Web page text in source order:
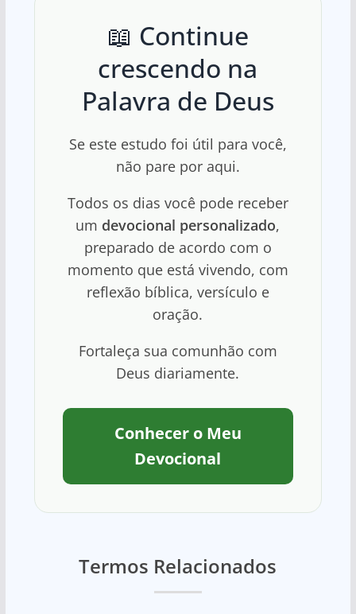
📖 Continue
crescendo na
Palavra de Deus
Se este estudo foi útil para você,
não pare por aqui.
Todos os dias você pode receber
um devocional personalizado,
preparado de acordo com o
momento que está vivendo, com
reflexão bíblica, versículo e
oração.
Fortaleça sua comunhão com
Deus diariamente.
Conhecer o Meu
Devocional
Termos Relacionados